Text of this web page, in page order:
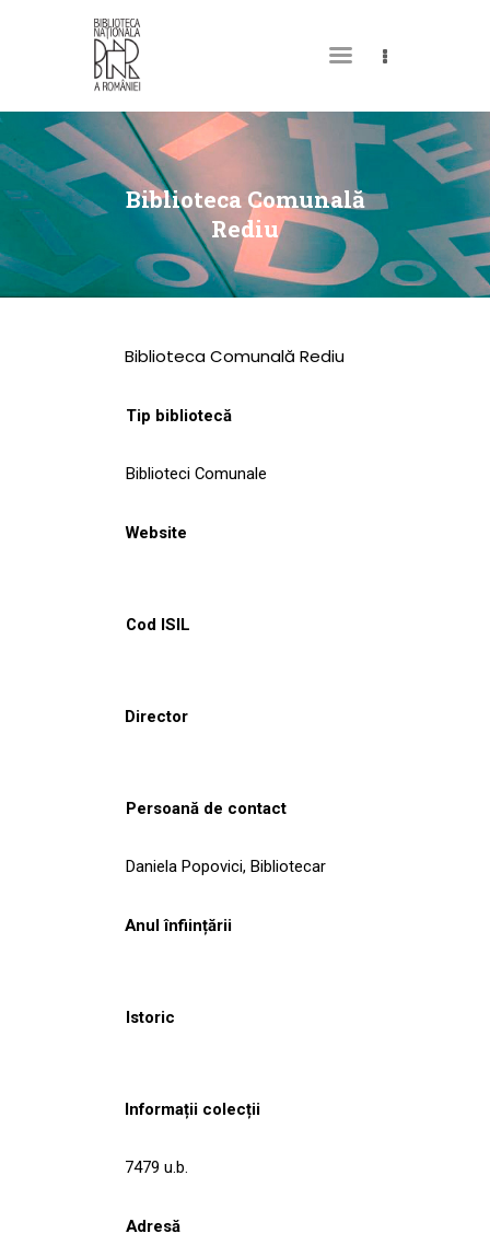
Biblioteca Comunală
Rediu
DESPRE NOI
PERMISUL MEU DE
BIBLIOTECĂ
CATALOAGE ȘI
COLECȚII
CULTURALE
NOUTĂȚI
Biblioteca Comunală Rediu
Tip bibliotecă
Biblioteci Comunale
Website
Cod ISIL
Director
Persoană de contact
Daniela Popovici, Bibliotecar
Anul înființării
Istoric
Informații colecții
7479 u.b.
Adresă